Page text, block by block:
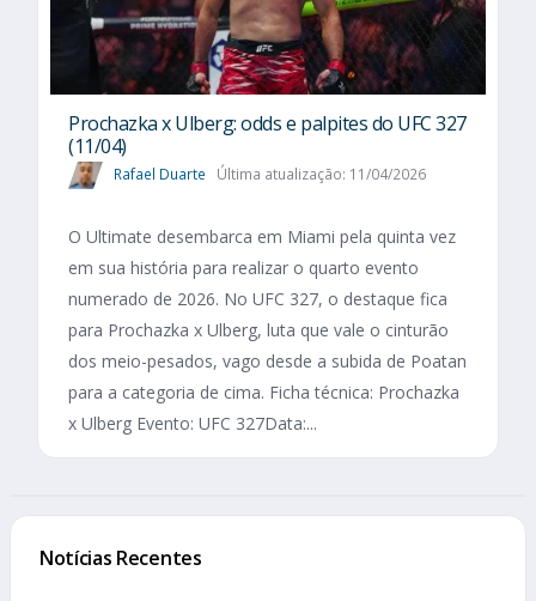
Prochazka x Ulberg: odds e palpites do UFC 327
(11/04)
Rafael Duarte Última atualização: 11/04/2026
O Ultimate desembarca em Miami pela quinta vez
em sua história para realizar o quarto evento
numerado de 2026. No UFC 327, o destaque fica
para Prochazka x Ulberg, luta que vale o cinturão
dos meio-pesados, vago desde a subida de Poatan
para a categoria de cima. Ficha técnica: Prochazka
x Ulberg Evento: UFC 327Data:...
Notícias Recentes